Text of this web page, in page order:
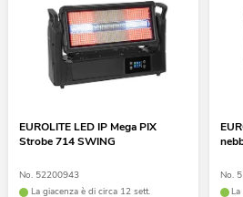
EUROLITE LED IP Mega PIX
Strobe 714 SWING
No. 52200943
La giacenza è di circa 12 sett.
No.